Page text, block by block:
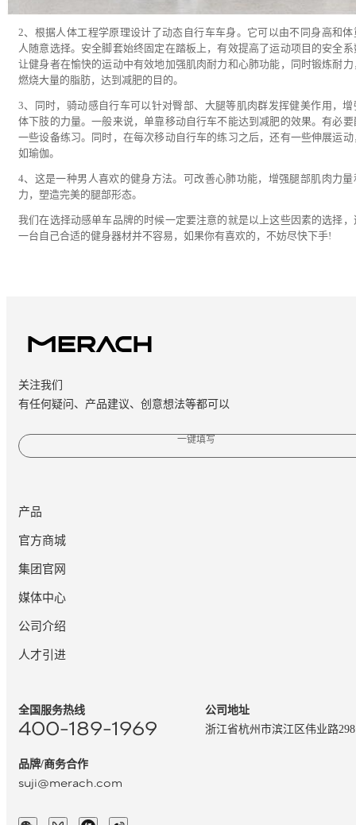
2、根据人体工程学原理设计了动态自行车车身。它可以由不同身高和体
人随意选择。安全脚套始终固定在踏板上，有效提高了运动项目的安全系
让健身者在愉快的运动中有效地加强肌肉耐力和心肺功能，同时锻炼耐力
燃烧大量的脂肪，达到减肥的目的。
3、同时，骑动感自行车可以针对臀部、大腿等肌肉群发挥健美作用，增
体下肢的力量。一般来说，单靠移动自行车不能达到减肥的效果。有必要
一些设备练习。同时，在每次移动自行车的练习之后，还有一些伸展运动
如瑜伽。
4、这是一种男人喜欢的健身方法。可改善心肺功能，增强腿部肌肉力量
力，塑造完美的腿部形态。
我们在选择动感单车品牌的时候一定要注意的就是以上这些因素的选择，
一台自己合适的健身器材并不容易，如果你有喜欢的，不妨尽快下手!
关注我们
有任何疑问、产品建议、创意想法等都可以
一键填写
产品
官方商城
集团官网
媒体中心
公司介绍
人才引进
全国服务热线
400-189-1969
品牌/商务合作
suji@merach.com
公司地址
浙江省杭州市滨江区伟业路